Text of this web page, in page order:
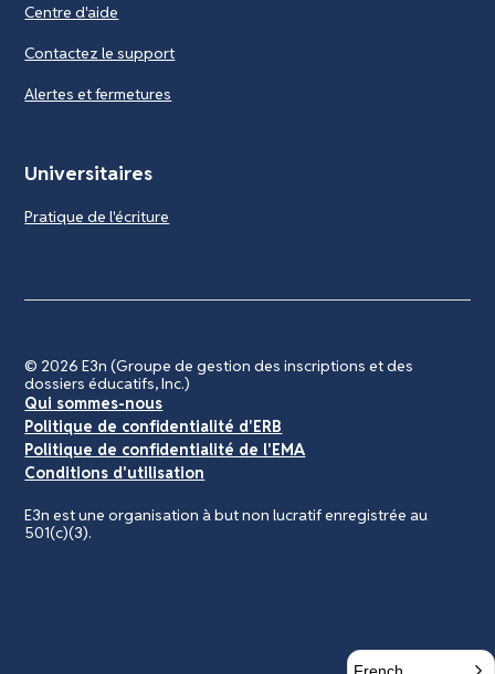
Centre d'aide
Contactez le support
Alertes et fermetures
Universitaires
Pratique de l'écriture
© 2026E3n (Groupe de gestion des inscriptions et des
dossiers éducatifs, Inc.)
Qui sommes-nous
Politique de confidentialité d'ERB
Politique de confidentialité de l'EMA
Conditions d'utilisation
E3n est une organisation à but non lucratif enregistrée au
501(c)(3).